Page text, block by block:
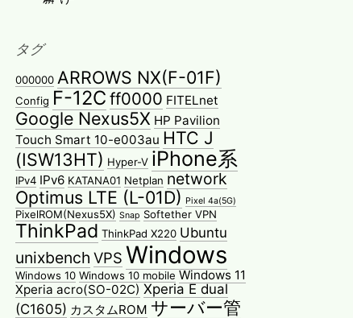
タグ
000000 ARROWS NX(F-01F)
Config F-12C ff0000 FITELnet
Google Nexus5X HP Pavilion
Touch Smart 10-e003au HTC J
(ISW13HT) Hyper-V iPhone系
IPv4 IPv6 KATANA01 Netplan network
Optimus LTE (L-01D) Pixel 4a(5G)
PixelROM(Nexus5X) Snap Softether VPN
ThinkPad ThinkPad X220 Ubuntu
unixbench VPS Windows
Windows 10 Windows 10 mobile Windows 11
Xperia acro(SO-02C) Xperia E dual
(C1605) カスタムROM サーバー管